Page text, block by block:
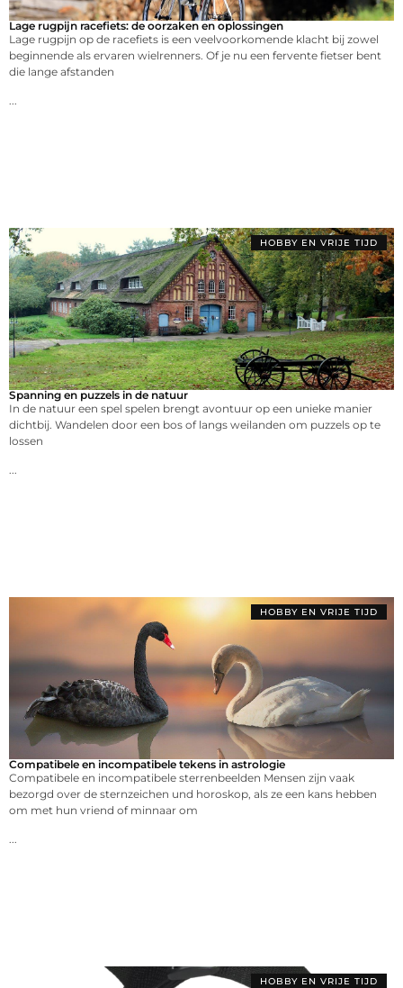
Lage rugpijn racefiets: de oorzaken en oplossingen
Lage rugpijn op de racefiets is een veelvoorkomende klacht bij zowel
beginnende als ervaren wielrenners. Of je nu een fervente fietser bent
die lange afstanden
...
HOBBY EN VRIJE TIJD
Spanning en puzzels in de natuur
In de natuur een spel spelen brengt avontuur op een unieke manier
dichtbij. Wandelen door een bos of langs weilanden om puzzels op te
lossen
...
HOBBY EN VRIJE TIJD
Compatibele en incompatibele tekens in astrologie
Compatibele en incompatibele sterrenbeelden Mensen zijn vaak
bezorgd over de sternzeichen und horoskop, als ze een kans hebben
om met hun vriend of minnaar om
...
HOBBY EN VRIJE TIJD